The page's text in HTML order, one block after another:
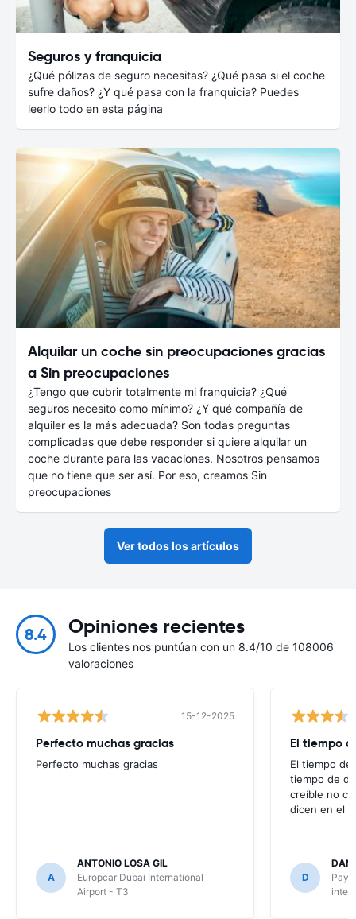
Seguros y franquicia
¿Qué pólizas de seguro necesitas? ¿Qué pasa si el coche
sufre daños? ¿Y qué pasa con la franquicia? Puedes
leerlo todo en esta página
Alquilar un coche sin preocupaciones gracias
a Sin preocupaciones
¿Tengo que cubrir totalmente mi franquicia? ¿Qué
seguros necesito como mínimo? ¿Y qué compañía de
alquiler es la más adecuada? Son todas preguntas
complicadas que debe responder si quiere alquilar un
coche durante para las vacaciones. Nosotros pensamos
que no tiene que ser así. Por eso, creamos Sin
preocupaciones
Ver todos los artículos
8.4 Opiniones recientes
Los clientes nos puntúan con un 8.4/10 de 108006
valoraciones
15-12-2025
Perfecto muchas gracias
Perfecto muchas gracias
A
ANTONIO LOSA GIL
Europcar Dubai International
Airport - T3
El tiempo
El tiempo
tiempo de
creíble no
dicen en el
D